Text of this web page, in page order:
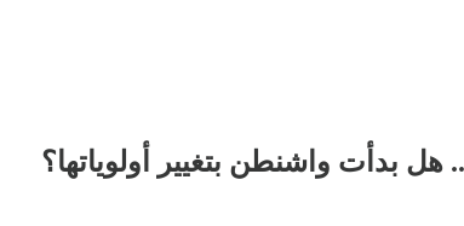
بدأت واشنطن بتغيير أولوياتها؟